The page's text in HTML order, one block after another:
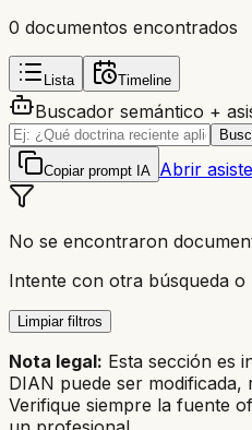
0 documentos encontrados
Lista Timeline
Buscador semántico +
Copiar prompt IA Abrir
No se encontraron
Intente con otra búsqueda o
Limpiar filtros
Nota legal: Esta sección es
DIAN puede ser modificada,
Verifique siempre la fuente